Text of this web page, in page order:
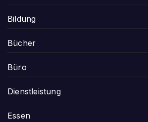
Bildung
Bücher
Büro
Dienstleistung
Essen